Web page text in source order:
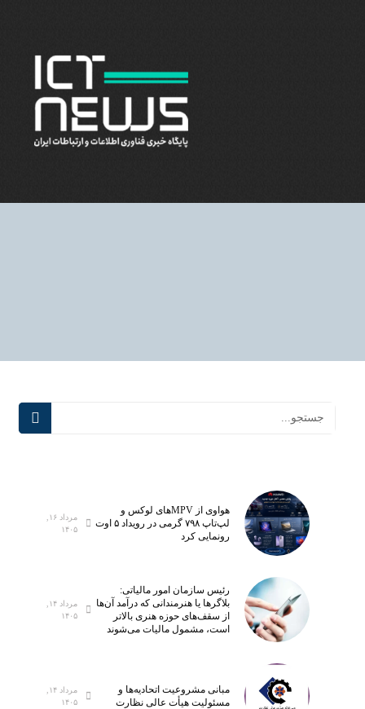
هواوی از MPVهای لوکس و
لپ‌تاپ ۷۹۸ گرمی در رویداد ۵ اوت
رونمایی کرد
۱۴۰۵
رئیس سازمان امور مالیاتی:
بلاگر‌ها یا هنرمندانی که درآمد آن‌ها
از سقف‌های حوزه هنری بالاتر
است، مشمول مالیات می‌شوند
۱۴۰۵
مبانی مشروعیت اتحادیه‌ها و
مسئولیت هیأت عالی نظارت
۱۴۰۵